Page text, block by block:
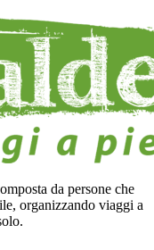
da persone che
organizzando viaggi a